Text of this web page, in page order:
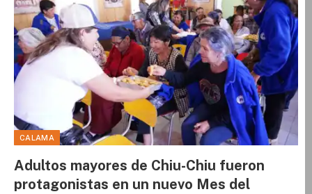
CALAMA
Adultos mayores de Chiu-Chiu fueron
protagonistas en un nuevo Mes del